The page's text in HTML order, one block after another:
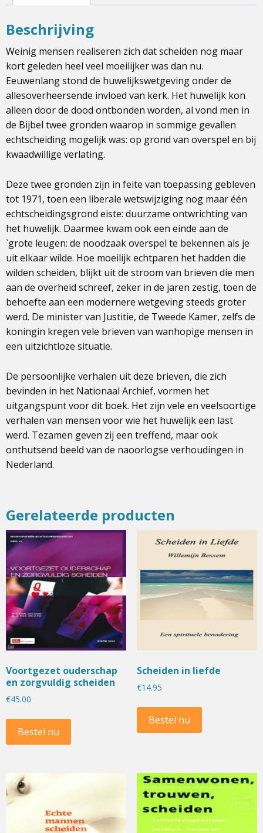
Beschrijving
Weinig mensen realiseren zich dat scheiden nog maar
kort geleden heel veel moeilijker was dan nu.
Eeuwenlang stond de huwelijkswetgeving onder de
allesoverheersende invloed van kerk. Het huwelijk kon
alleen door de dood ontbonden worden, al vond men in
de Bijbel twee gronden waarop in sommige gevallen
echtscheiding mogelijk was: op grond van overspel en bij
kwaadwillige verlating.
Deze twee gronden zijn in feite van toepassing gebleven
tot 1971, toen een liberale wetswijziging nog maar één
echtscheidingsgrond eiste: duurzame ontwrichting van
het huwelijk. Daarmee kwam ook een einde aan de
`grote leugen: de noodzaak overspel te bekennen als je
uit elkaar wilde. Hoe moeilijk echtparen het hadden die
wilden scheiden, blijkt uit de stroom van brieven die men
aan de overheid schreef, zeker in de jaren zestig, toen de
behoefte aan een modernere wetgeving steeds groter
werd. De minister van Justitie, de Tweede Kamer, zelfs de
koningin kregen vele brieven van wanhopige mensen in
een uitzichtloze situatie.
De persoonlijke verhalen uit deze brieven, die zich
bevinden in het Nationaal Archief, vormen het
uitgangspunt voor dit boek. Het zijn vele en veelsoortige
verhalen van mensen voor wie het huwelijk een last
werd. Tezamen geven zij een treffend, maar ook
onthutsend beeld van de naoorlogse verhoudingen in
Nederland.
Gerelateerde producten
Voortgezet ouderschap
en zorgvuldig scheiden
€45.00
Bestel nu
Scheiden in liefde
€14.95
Bestel nu